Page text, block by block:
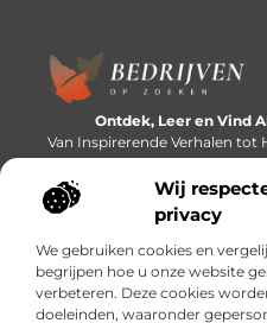
Wij
privacy
We gebruiken cookies en
begrijpen hoe u onze website
verbeteren. Deze cookies
doeleinden, waaronder
Ontdek, Leer en Vind
Van Inspirerende Verhalen tot
Binnen
Bericht categorie
Onze informatie